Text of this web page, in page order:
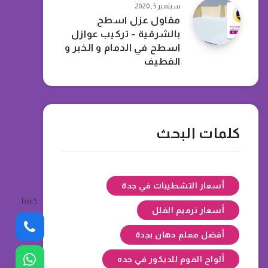
سبتمبر 5, 2020
مقاول عزل اسطح
بالشرقية – تركيب عوازل
اسطح في الدمام و الخبر و
القطيف
كلمات البحث
أسعار التشطيبات في جدة
أسعار ترميم الفلل
أفضل معلم دهان بجدة
ألواح الفوم للديكور في جده
كلمنا